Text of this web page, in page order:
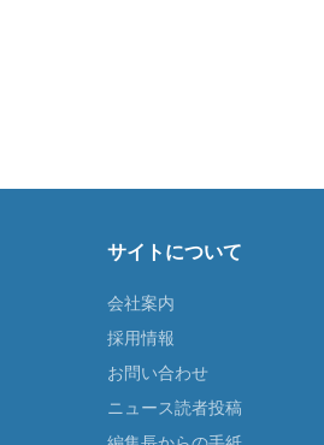
サイトについて
会社案内
採用情報
お問い合わせ
ニュース読者投稿